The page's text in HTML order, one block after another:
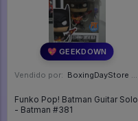
💖 GEEKDOWN
Vendido por: BoxingDayStore - GO
Funko Pop! Batman Guitar Solo
- Batman #381